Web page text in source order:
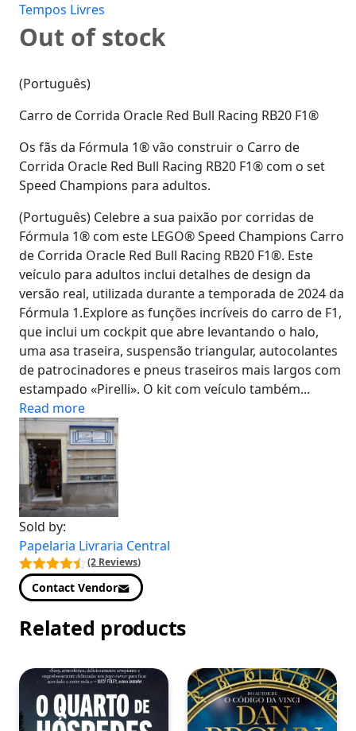
Tempos Livres
Out of stock
(Português)
Carro de Corrida Oracle Red Bull Racing RB20 F1®
Os fãs da Fórmula 1® vão construir o Carro de
Corrida Oracle Red Bull Racing RB20 F1® com o set
Speed Champions para adultos.
(Português) Celebre a sua paixão por corridas de
Fórmula 1® com este LEGO® Speed Champions Carro
de Corrida Oracle Red Bull Racing RB20 F1®. Este
veículo para adultos inclui detalhes de design da
versão real, utilizada durante a temporada de 2024 da
Fórmula 1.Explore as funções incríveis do carro de F1,
que inclui um cockpit que abre levantando o halo,
uma asa traseira, suspensão triangular, autocolantes
de patrocinadores e pneus traseiros mais largos com
estampado «Pirelli». O kit com veículo também...
Read more
Sold by:
Papelaria Livraria Central
(2 Reviews)
Contact Vendor
Related products